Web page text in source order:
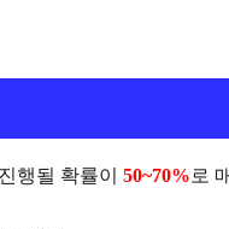
행될 확률이 50~70% 로